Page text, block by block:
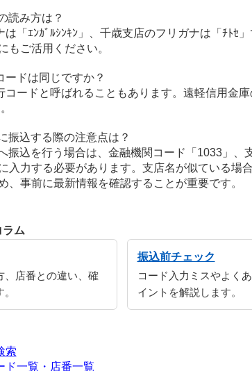
読み方は？
「ｴﾝｶﾞﾙｼﾝｷﾝ」、千歳支店のフリガナは「ﾁﾄｾ
もご活用ください。
ドは同じですか？
コードと呼ばれることもあります。遠軽信用金
振込する際の注意点は？
振込を行う場合は、金融機関コード「1033」、
入力する必要があります。支店名が似ている場
、事前に最新情報を確認することが重要です。
ム
、店番との違い、確
振込前チェック
コード入力ミスやよく
イントを解説します。
索
ド一覧・店番一覧